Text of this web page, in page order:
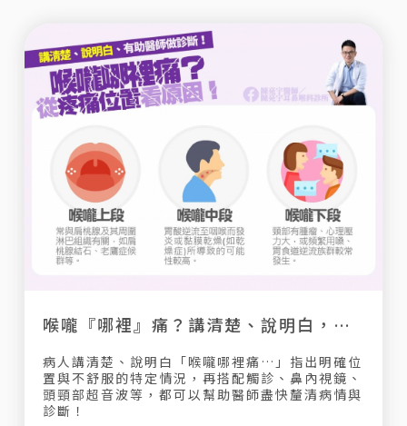
喉嚨『哪裡』痛？講清楚、說明白，有助診斷！
病人講清楚、說明白「喉嚨哪裡痛…」指出明確位
置與不舒服的特定情況，再搭配觸診、鼻內視鏡、
頭頸部超音波等，都可以幫助醫師盡快釐清病情與
診斷！